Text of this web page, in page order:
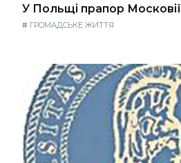
У Польщі прапор Московії
# ГРОМАДСЬКЕ ЖИТТЯ